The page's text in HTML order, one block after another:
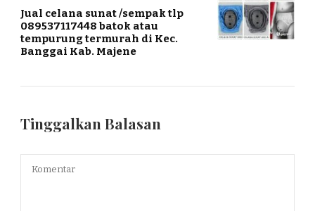
Jual celana sunat /sempak tlp
089537117448 batok atau
tempurung termurah di Kec.
Banggai Kab. Majene
Tinggalkan Balasan